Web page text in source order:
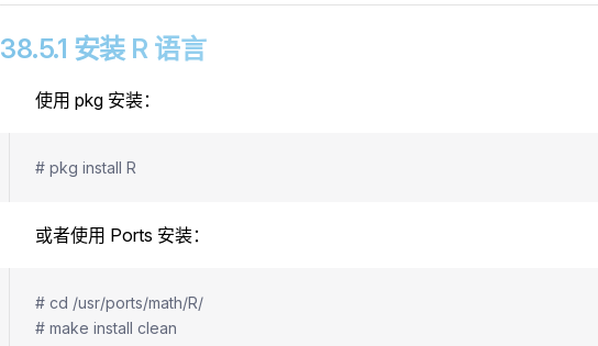
38.5.1 安装 R 语言
使用 pkg 安装：
# pkg install R
或者使用 Ports 安装：
# cd /usr/ports/math/R/
# make install clean